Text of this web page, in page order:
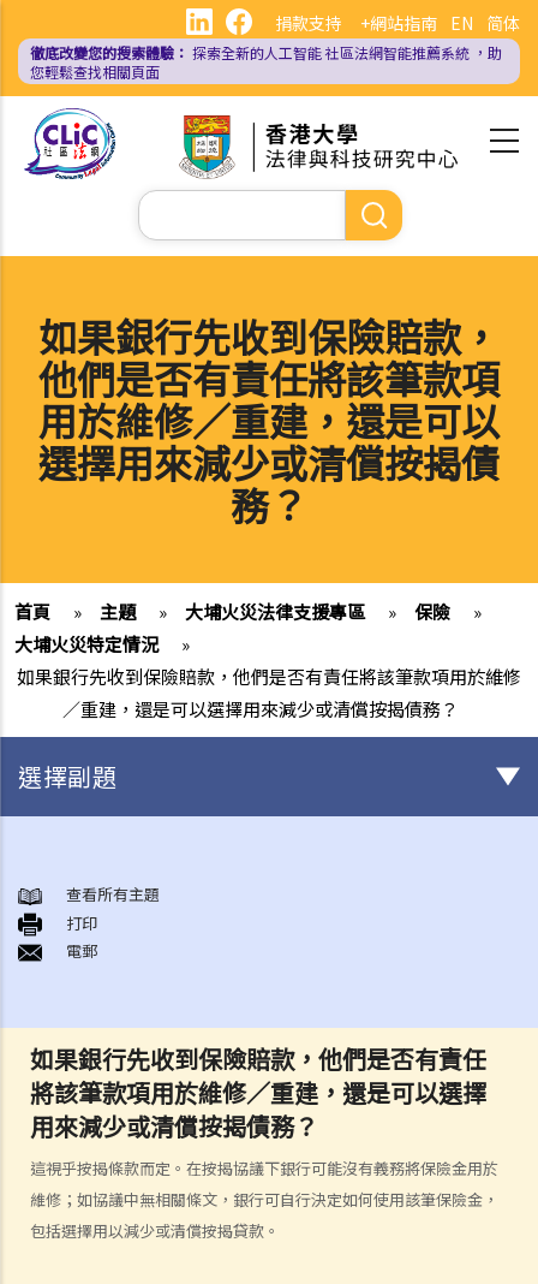
內
EN 简体
捐款支持 +網站指南
徹底改變您的搜索體驗： 探索全新的人工智能社區法網智能推薦系統 ，助
您輕鬆查找相關頁面
Search
如果銀行先收到保險賠款，
他們是否有責任將該筆款項
用於維修／重建，還是可以
選擇用來減少或清償按揭債
務？
首頁 » 主題 » 大埔火災法律支援專區 » 保險
»
大埔火災特定情況
»
如果銀行先收到保險賠款，他們是否有責任將該筆款項用於維修
／重建，還是可以選擇用來減少或清償按揭債務？
如果銀行先收到保險賠款，他們是否有責任
將該筆款項用於維修／重建，還是可以選擇
用來減少或清償按揭債務？
這視乎按揭條款而定。在按揭協議下銀行可能沒有義務將保險金用於
維修；如協議中無相關條文，銀行可自行決定如何使用該筆保險金，
包括選擇用以減少或清償按揭貸款。
選擇副題
A. 火葬
B. 骨灰安置所（靈灰安置所）
C. 土葬
E. 骨灰撒海
F. 遺體／骨殖／骨灰出入香港
人身傷亡
傷者本人
何謂「人身傷害」？
我受傷後，何時可提出申索？
如何就人身傷害提出申索？
查看所有主題
打印
電郵